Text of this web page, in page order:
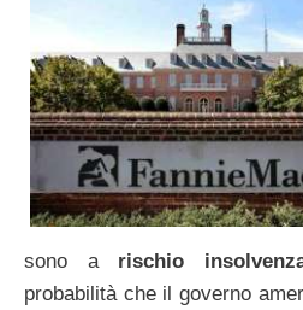
sono arischio
probabilità che il governo